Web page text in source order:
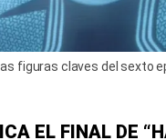
figuras claves del sexto
EL FINAL DE